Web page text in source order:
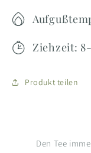
Ziehzeit:
Produkt teilen
Den Tee